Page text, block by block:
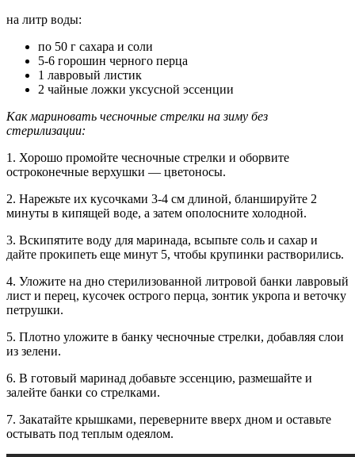
на литр воды:
по 50 г сахара и соли
5-6 горошин черного перца
1 лавровый листик
2 чайные ложки уксусной эссенции
Как мариновать чесночные стрелки на зиму без
стерилизации:
1. Хорошо промойте чесночные стрелки и оборвите
остроконечные верхушки — цветоносы.
2. Нарежьте их кусочками 3-4 см длиной, бланшируйте 2
минуты в кипящей воде, а затем ополосните холодной.
3. Вскипятите воду для маринада, всыпьте соль и сахар и
дайте прокипеть еще минут 5, чтобы крупинки растворились.
4. Уложите на дно стерилизованной литровой банки лавровый
лист и перец, кусочек острого перца, зонтик укропа и веточку
петрушки.
5. Плотно уложите в банку чесночные стрелки, добавляя слои
из зелени.
6. В готовый маринад добавьте эссенцию, размешайте и
залейте банки со стрелками.
7. Закатайте крышками, переверните вверх дном и оставьте
остывать под теплым одеялом.